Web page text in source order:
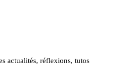
actualités, réflexions, tutos